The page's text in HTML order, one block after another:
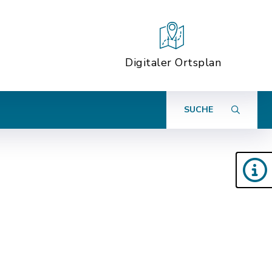
Digitaler Ortsplan
SUCHE